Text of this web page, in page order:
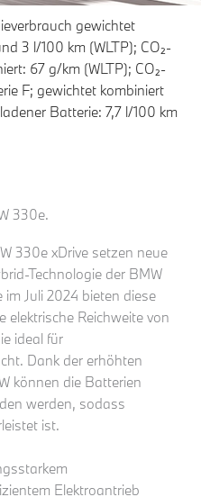
gewichtet
3 l/100 km (WLTP); CO₂-
67 g/km (WLTP); CO₂-
F; gewichtet kombiniert
Batterie: 7,7 l/100 km
330e.
330e xDrive setzen neue
Technologie der BMW
Juli 2024 bieten diese
elektrische Reichweite von
ideal für
Dank der erhöhten
können die Batterien
werden, sodass
ist.
Elektroantrieb